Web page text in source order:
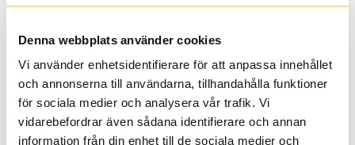
Denna webbplats använder cookies
Vi använder enhetsidentifierare för att anpassa innehållet
och annonserna till användarna, tillhandahålla funktioner
för sociala medier och analysera vår trafik. Vi
vidarebefordrar även sådana identifierare och annan
information från din enhet till de sociala medier och
PROJECT 83
26/27
OCTO BIRDIE
26/27
Armada
Candide